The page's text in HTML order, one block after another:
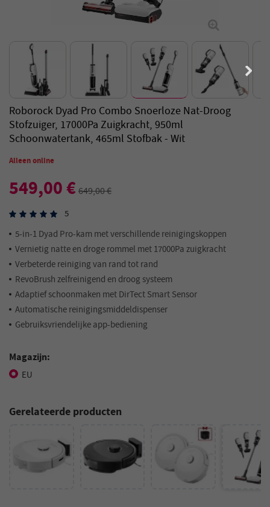
Roborock Dyad Pro Combo Snoerloze Nat-Droog
Stofzuiger, 17000Pa Zuigkracht, 950ml
Schoonwatertank, 465ml Stofbak - Wit
Alleen online
549,00 €649,00 €
5
5-in-1 Dyad Pro-kam met verschillende reinigingskoppen
Vernietig natte en droge rommel met 17000Pa zuigkracht
Verbeterde reiniging van rand tot rand
RevoBrush zelfreinigend en droog systeem
Adaptief schoonmaken met DirTect Smart Sensor
Automatische reinigingsmiddeldispenser
Gebruiksvriendelijke app-bediening
Magazijn:
EU
Gerelateerde producten